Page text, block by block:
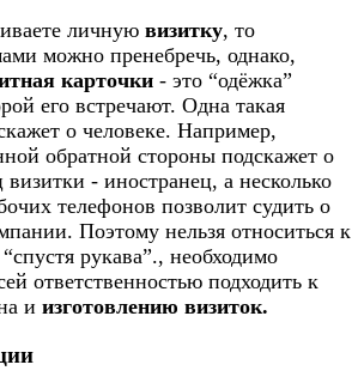
личную визитку, то
можно пренебречь, однако,
карточки - это “одёжка”
его встречают. Одна такая
о человеке. Например,
обратной стороны подскажет о
визитки - иностранец, а несколько
телефонов позволит судить о
Поэтому нельзя относиться к
рукава”., необходимо
ответственностью подходить к
и изготовлению визиток.